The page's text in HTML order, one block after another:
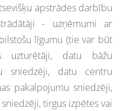
apstrādes darbību
- uzņēmumi ar
līgumu (tie var būt
uzturētāji, datu bāžu
sniedzēji, datu centru
pakalpojumu sniedzēji,
tirgus izpētes vai